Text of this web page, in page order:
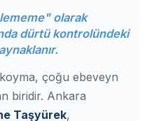
olarak
dürtü kontrolündeki
çoğu ebeveyn
biridir. Ankara
Taşyürek,